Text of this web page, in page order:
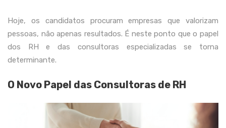
Hoje, os candidatos procuram empresas que valorizam
pessoas, não apenas resultados. É neste ponto que o papel
dos RH e das consultoras especializadas se torna
determinante.
O Novo Papel das Consultoras de RH